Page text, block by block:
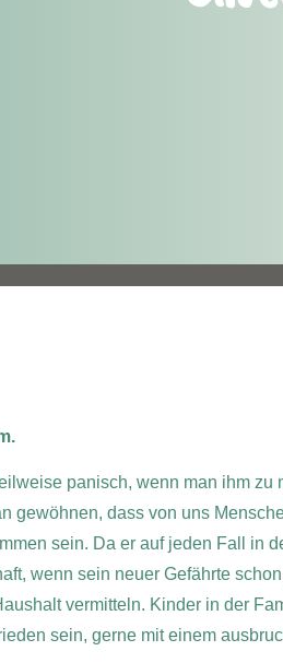
panisch, wenn man ihm zu
gewöhnen, dass von uns
sein. Da er auf jeden Fall in
wenn sein neuer Gefährte
vermitteln. Kinder in der
sein, gerne mit einem